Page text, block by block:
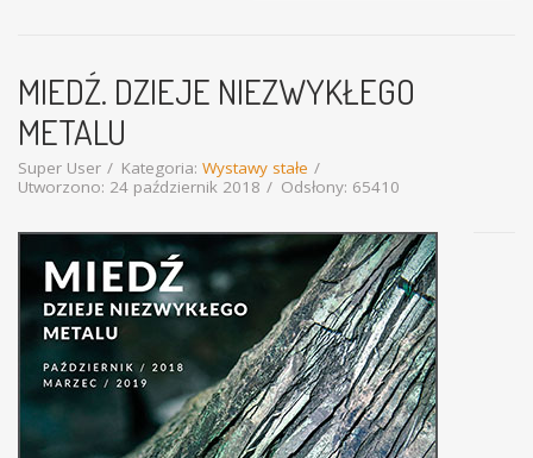
MIEDŹ. DZIEJE NIEZWYKŁEGO
METALU
Super User Kategoria: Wystawy stałe
Utworzono: 24 październik 2018
Odsłony: 65410